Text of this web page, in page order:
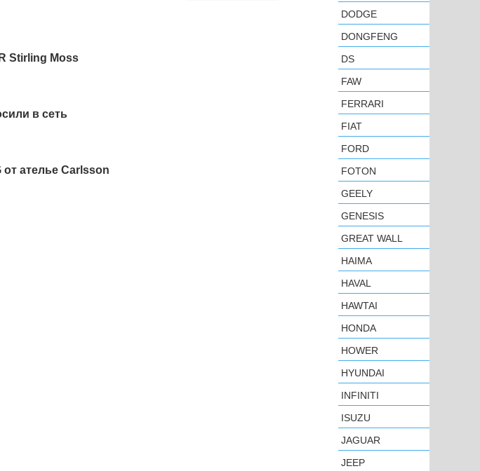
Stirling Moss
в сеть
от ателье Carlsson
DODGE
DONGFENG
DS
FAW
FERRARI
FIAT
FORD
FOTON
GEELY
GENESIS
GREAT WALL
HAIMA
HAVAL
HAWTAI
HONDA
HOWER
HYUNDAI
INFINITI
ISUZU
JAGUAR
JEEP